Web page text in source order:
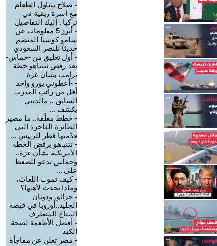
- صلاح يتناول الطعام
مع أسرة ريفية في
تركيا.. إليك التفاصيل
-
أبرز 5 معلومات عن
سامو كوستا المنضم
حديثاً للنصر السعودي
- أول تعليق من -حماس-
بعد رفض نتنياهو خطة
ترامب بشأن غزة
- -أعطوني يورو واحدا
أقل من راتب المدرب
السابق-.. مالديني
يكشف ...
- خطط معلّقة.. ما مصير
الطائرة الفاخرة التي
قدّمتها قطر للرئيس ...
- نتنياهو يرفض الخطة
الأمريكية بشأن غزة..
وحماس تدعو للضغط
على ...
-كيف تموت اللغات،
وماذا يحدث لأهلها؟
- حرائق وذوبان
الجليد..أوروبا في قبضة
المناخ المتطرف
- أفضل الأطعمة لصحة
الكبد
- مصر تعلن عن مفاجأة